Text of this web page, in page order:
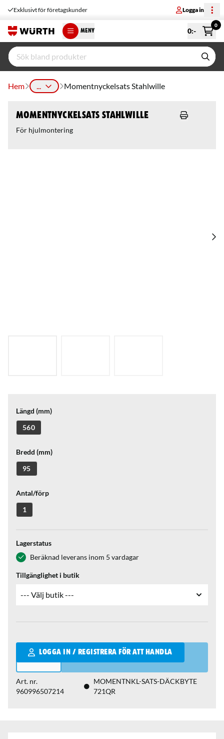
Exklusivt för företagskunder Logga in
MENY 0:-
0
Hem ... Momentnyckelsats Stahlwille
Momentnyckelsats Stahlwille
För hjulmontering
Längd (mm)
560
Bredd (mm)
95
Antal/förp
1
Lagerstatus
Beräknad leverans inom 5 vardagar
Tillgänglighet i butik
LOGGA IN / REGISTRERA FÖR ATT HANDLA
Qantity
Art. nr.
960996507214
MOMENTNKL-SATS-DÄCKBYTE
721QR